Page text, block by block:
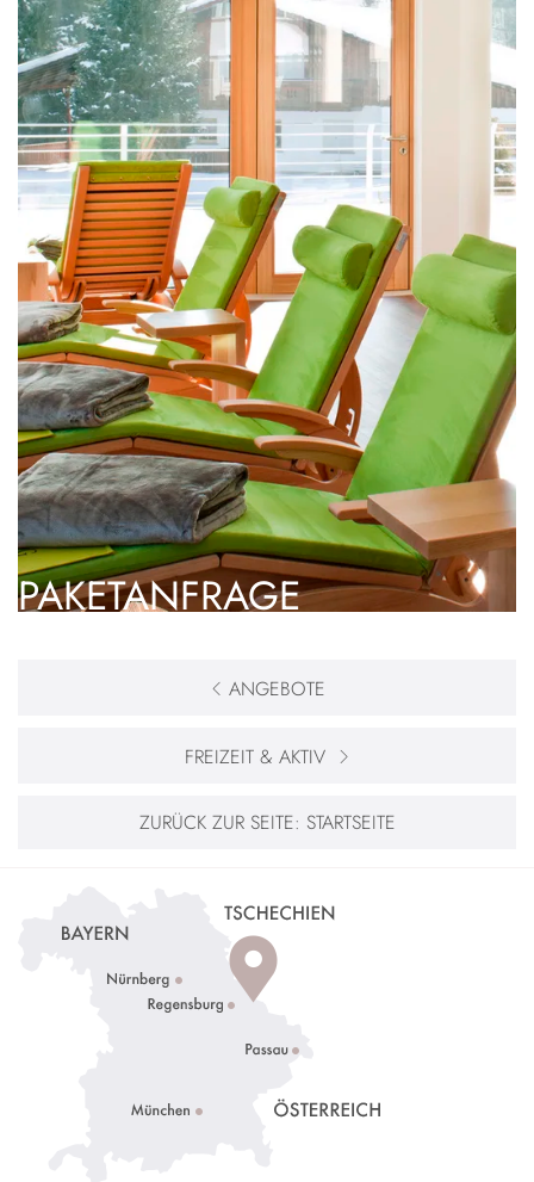
PAKETANFRAGE
ANGEBOTE
FREIZEIT & AKTIV
ZURÜCK ZUR SEITE: STARTSEITE